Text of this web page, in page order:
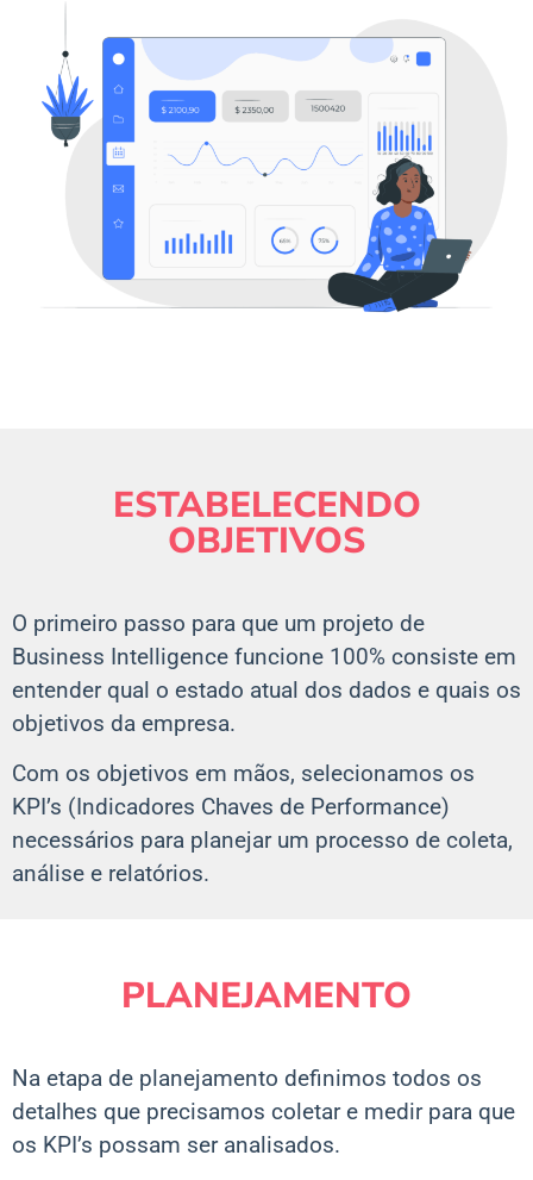
ESTABELECENDO
OBJETIVOS
O primeiro passo para que um projeto de
Business Intelligence funcione 100% consiste em
entender qual o estado atual dos dados e quais os
objetivos da empresa.
Com os objetivos em mãos, selecionamos os
KPI’s (Indicadores Chaves de Performance)
necessários para planejar um processo de coleta,
análise e relatórios.
PLANEJAMENTO
Na etapa de planejamento definimos todos os
detalhes que precisamos coletar e medir para que
os KPI’s possam ser analisados.